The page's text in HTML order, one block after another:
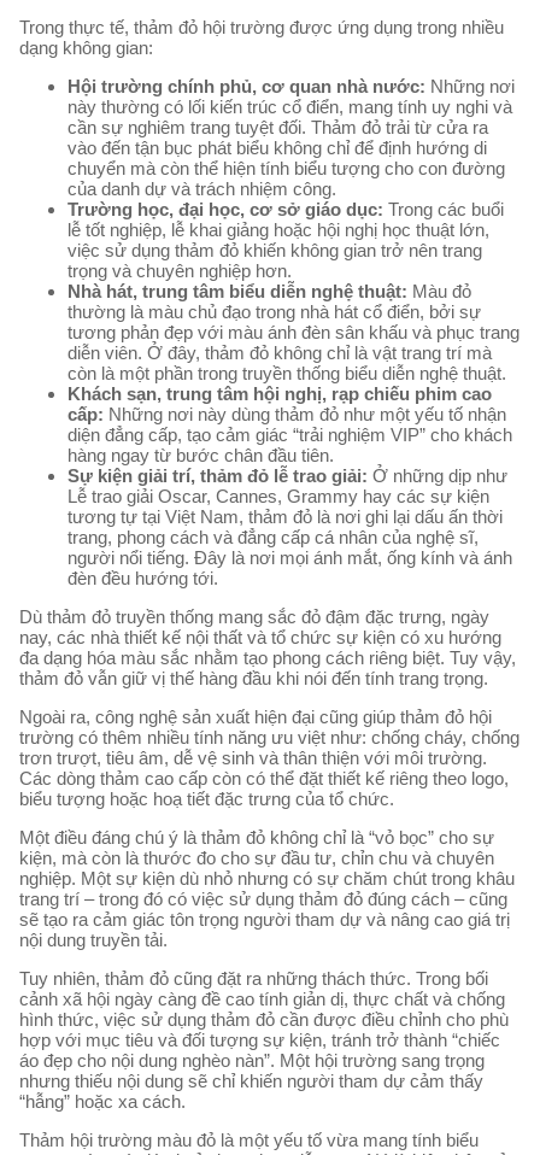
Trong thực tế, thảm đỏ hội trường được ứng dụng trong nhiều
dạng không gian:
Hội trường chính phủ, cơ quan nhà nước: Những nơi
này thường có lối kiến trúc cổ điển, mang tính uy nghi và
cần sự nghiêm trang tuyệt đối. Thảm đỏ trải từ cửa ra
vào đến tận bục phát biểu không chỉ để định hướng di
chuyển mà còn thể hiện tính biểu tượng cho con đường
của danh dự và trách nhiệm công.
Trường học, đại học, cơ sở giáo dục: Trong các buổi
lễ tốt nghiệp, lễ khai giảng hoặc hội nghị học thuật lớn,
việc sử dụng thảm đỏ khiến không gian trở nên trang
trọng và chuyên nghiệp hơn.
Nhà hát, trung tâm biểu diễn nghệ thuật: Màu đỏ
thường là màu chủ đạo trong nhà hát cổ điển, bởi sự
tương phản đẹp với màu ánh đèn sân khấu và phục trang
diễn viên. Ở đây, thảm đỏ không chỉ là vật trang trí mà
còn là một phần trong truyền thống biểu diễn nghệ thuật.
Khách sạn, trung tâm hội nghị, rạp chiếu phim cao
cấp: Những nơi này dùng thảm đỏ như một yếu tố nhận
diện đẳng cấp, tạo cảm giác “trải nghiệm VIP” cho khách
hàng ngay từ bước chân đầu tiên.
Sự kiện giải trí, thảm đỏ lễ trao giải: Ở những dịp như
Lễ trao giải Oscar, Cannes, Grammy hay các sự kiện
tương tự tại Việt Nam, thảm đỏ là nơi ghi lại dấu ấn thời
trang, phong cách và đẳng cấp cá nhân của nghệ sĩ,
người nổi tiếng. Đây là nơi mọi ánh mắt, ống kính và ánh
đèn đều hướng tới.
Dù thảm đỏ truyền thống mang sắc đỏ đậm đặc trưng, ngày
nay, các nhà thiết kế nội thất và tổ chức sự kiện có xu hướng
đa dạng hóa màu sắc nhằm tạo phong cách riêng biệt. Tuy vậy,
thảm đỏ vẫn giữ vị thế hàng đầu khi nói đến tính trang trọng.
Ngoài ra, công nghệ sản xuất hiện đại cũng giúp thảm đỏ hội
trường có thêm nhiều tính năng ưu việt như: chống cháy, chống
trơn trượt, tiêu âm, dễ vệ sinh và thân thiện với môi trường.
Các dòng thảm cao cấp còn có thể đặt thiết kế riêng theo logo,
biểu tượng hoặc hoạ tiết đặc trưng của tổ chức.
Một điều đáng chú ý là thảm đỏ không chỉ là “vỏ bọc” cho sự
kiện, mà còn là thước đo cho sự đầu tư, chỉn chu và chuyên
nghiệp. Một sự kiện dù nhỏ nhưng có sự chăm chút trong khâu
trang trí – trong đó có việc sử dụng thảm đỏ đúng cách – cũng
sẽ tạo ra cảm giác tôn trọng người tham dự và nâng cao giá trị
nội dung truyền tải.
Tuy nhiên, thảm đỏ cũng đặt ra những thách thức. Trong bối
cảnh xã hội ngày càng đề cao tính giản dị, thực chất và chống
hình thức, việc sử dụng thảm đỏ cần được điều chỉnh cho phù
hợp với mục tiêu và đối tượng sự kiện, tránh trở thành “chiếc
áo đẹp cho nội dung nghèo nàn”. Một hội trường sang trọng
nhưng thiếu nội dung sẽ chỉ khiến người tham dự cảm thấy
“hẫng” hoặc xa cách.
Thảm hội trường màu đỏ là một yếu tố vừa mang tính biểu